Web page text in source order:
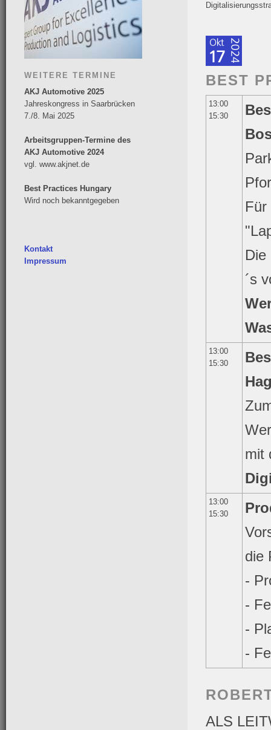
BEST
13:00
15:30
Für
´s
13:00
15:30
mit
13:00
15:30
die
-
-
-
-
ALS
WEITERE TERMINE
AKJ Automotive 2025
Jahreskongress in Saarbrücken
7./8. Mai 2025
Arbeitsgruppen-Termine des
AKJ Automotive 2024
vgl. www.akjnet.de
Best Practices Hungary
Wird noch bekanntgegeben
Kontakt
Impressum